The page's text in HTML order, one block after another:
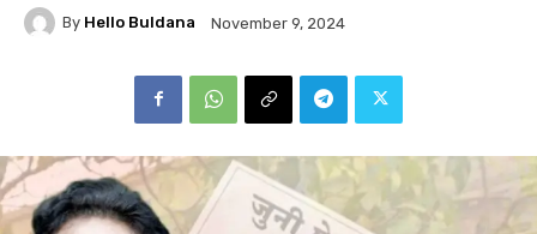
By Hello Buldana November 9, 2024